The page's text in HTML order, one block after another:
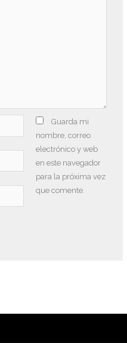
Guarda mi
nombre, correo
electrónico y web
en este navegador
para la próxima vez
que comente.